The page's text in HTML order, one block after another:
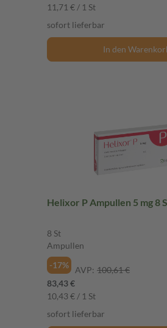
11,71 € / 1 St
sofort lieferbar
In den
Helixor P Ampullen 5 mg 8
8 St
Ampullen
-17%
AVP: 100,61 €
83,43 €
10,43 € / 1 St
sofort lieferbar